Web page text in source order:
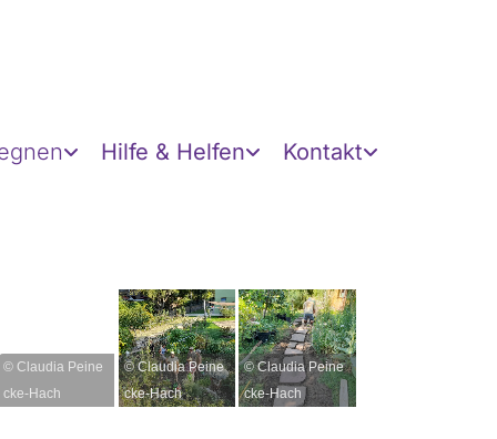
Hilfe & Helfen Kontakt
© Claudia Peine
cke-Hach
© Claudia Peine
cke-Hach
© Claudia Peine
cke-Hach